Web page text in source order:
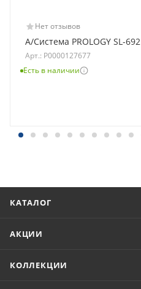
Нет отзывов
A/Система PROLOGY SL-692
Арт.: Р0000127677
Есть в наличии
КАТАЛОГ
АКЦИИ
КОЛЛЕКЦИИ